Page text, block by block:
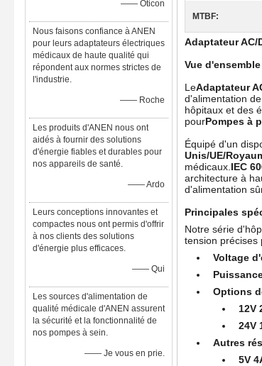
—— Oticon
Nous faisons confiance à ANEN
pour leurs adaptateurs électriques
médicaux de haute qualité qui
répondent aux normes strictes de
l'industrie.
—— Roche
Les produits d'ANEN nous ont
aidés à fournir des solutions
d'énergie fiables et durables pour
nos appareils de santé.
—— Ardo
Leurs conceptions innovantes et
compactes nous ont permis d'offrir
à nos clients des solutions
d'énergie plus efficaces.
—— Qui
Les sources d'alimentation de
qualité médicale d'ANEN assurent
la sécurité et la fonctionnalité de
nos pompes à sein.
—— Je vous en prie.
MTBF:
Adaptateur AC/
Vue
LeAdaptateur
d'alimentation
hôpitaux et des
pourPompes à
Équipé d'un
Unis/UE/
médicaux. IEC
architecture à
d'alimentation
Principales
Notre série
tension précises
Voltage
Options
12V
24V
Autres
5V